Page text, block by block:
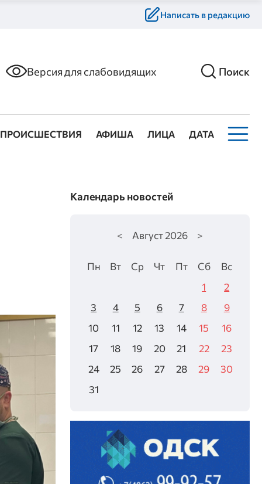
Написать в редакцию
Версия для слабовидящих Поиск
ПРОИСШЕСТВИЯ АФИША ЛИЦА ДАТА
Календарь новостей
< Август2026 >
Пн Вт Ср Чт Пт Сб
Вс
1
2
3
4 5 6 7 8
9
10
11 12 13 14 15
16
17
18 19 20 21 22
23
24
25 26 27 28 29
30
31